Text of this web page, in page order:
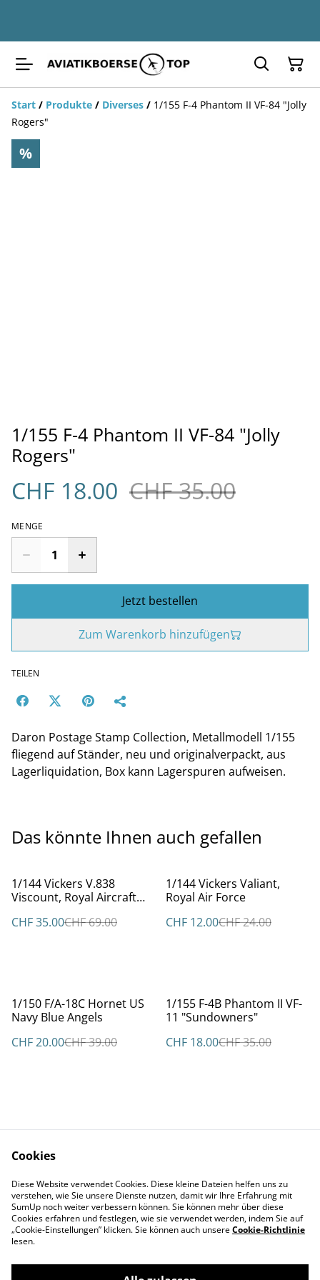
Start / Produkte / Diverses / 1/155 F-4 Phantom II VF-84 "Jolly
Rogers"
%
1/155 F-4 Phantom II VF-84 "Jolly
Rogers"
CHF 18.00 CHF 35.00
MENGE
Jetzt bestellen
Zum Warenkorb hinzufügen
TEILEN
Daron Postage Stamp Collection, Metallmodell 1/155
fliegend auf Ständer, neu und originalverpackt, aus
Lagerliquidation, Box kann Lagerspuren aufweisen.
Das könnte Ihnen auch gefallen
%
1/144 Vickers V.838
Viscount, Royal Aircraft
1983
CHF 35.00CHF 69.00
%
1/144 Vickers Valiant,
Royal Air Force
CHF 12.00CHF 24.00
%
1/150 F/A-18C Hornet US
Navy Blue Angels
CHF 20.00CHF 39.00
%
1/155 F-4B Phantom II VF-
11 "Sundowners"
CHF 18.00CHF 35.00
Datenschutz
Cookie Policy
Impressum
Cookies
Diese Website verwendet Cookies. Diese kleine Dateien helfen uns zu
verstehen, wie Sie unsere Dienste nutzen, damit wir Ihre Erfahrung mit
SumUp noch weiter verbessern können. Sie können mehr über diese
Cookies erfahren und festlegen, wie sie verwendet werden, indem Sie auf
„Cookie-Einstellungen” klicken. Sie können auch unsereCookie-Richtlinie
lesen.